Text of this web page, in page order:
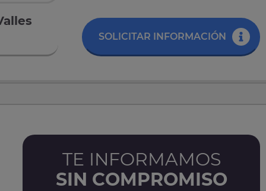
SOLICITAR INFORMACIÓN
TE INFORMAMOS
SIN COMPROMISO